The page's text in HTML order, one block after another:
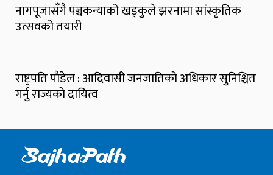
नागपूजासँगै पञ्चकन्याको खड्कुले झरनामा सांस्कृतिक
उत्सवको तयारी
राष्ट्रपति पौडेल : आदिवासी जनजातिको अधिकार सुनिश्चित
गर्नु राज्यको दायित्व